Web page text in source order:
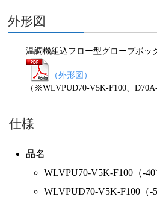
外形図
温調機組込フロー型グローブボッ
（外形図）
（※WLVPUD70-V5K-F100、
仕様
品名
WLVPU70-V5K-F100（-
WLVPUD70-V5K-F100（-